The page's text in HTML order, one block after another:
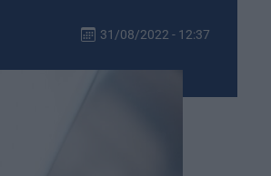
31/08/2022 - 12:37